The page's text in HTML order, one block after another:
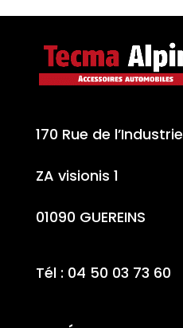
170 Rue de l’Industrie
ZA visionis 1
01090 GUEREINS
Tél : 04 50 03 73 60